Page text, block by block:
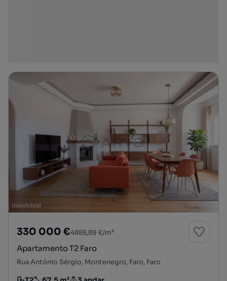
330 000 €4888,89 €/m²
Apartamento T2 Faro
Rua António Sérgio, Montenegro, Faro, Faro